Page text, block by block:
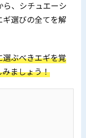
、シチュエーシ
ギ選びの全てを解
ぶべきエギを覚
みましょう！